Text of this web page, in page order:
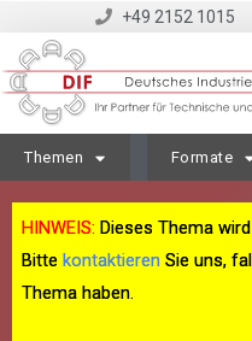
+49 2152 1015
Themen Formate
HINWEIS: Dieses Thema
Bitte kontaktieren Sie uns,
Thema haben.